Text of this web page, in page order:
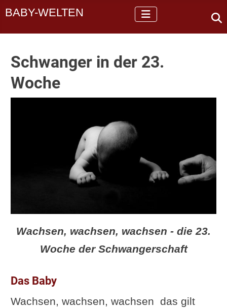
BABY-WELTEN
Schwanger in der 23.
Woche
Wachsen, wachsen, wachsen - die 23.
Woche der Schwangerschaft
Das Baby
Wachsen, wachsen, wachsen  das gilt